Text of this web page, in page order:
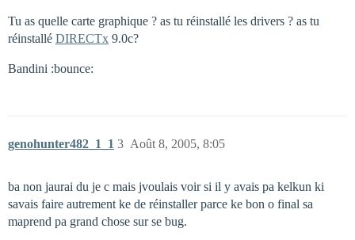
Tu as quelle carte graphique ? as tu réinstallé les drivers ? as tu
réinstallé DIRECTx 9.0c?
Bandini :bounce:
genohunter482_1_1 Août 8, 2005, 8:05
3
ba non jaurai du je c mais jvoulais voir si il y avais pa kelkun ki
savais faire autrement ke de réinstaller parce ke bon o final sa
maprend pa grand chose sur se bug.